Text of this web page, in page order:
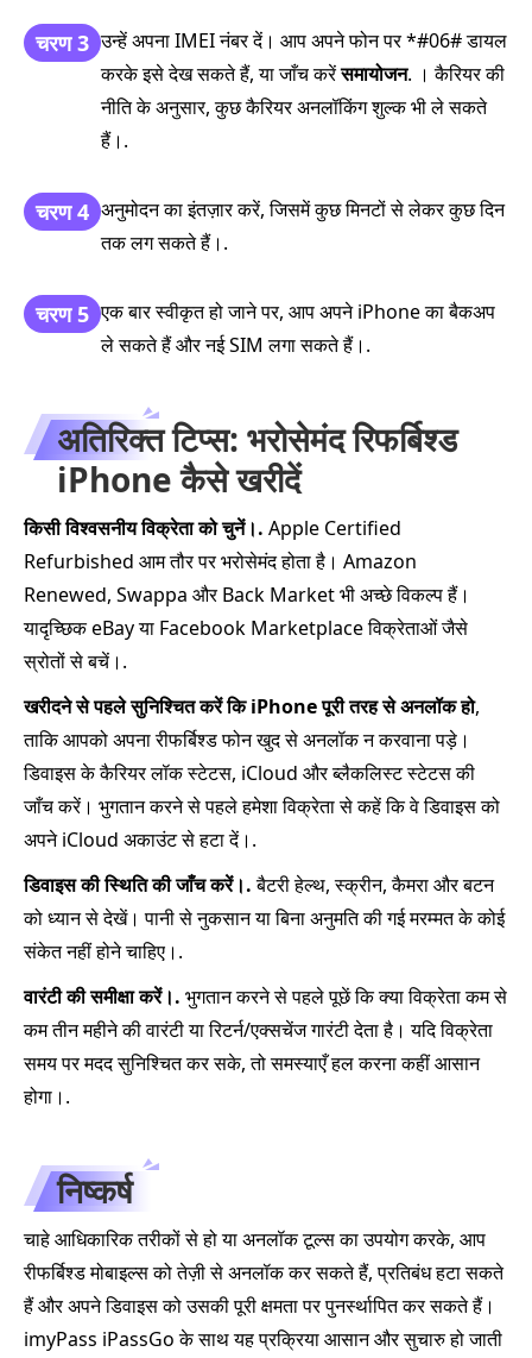
चरण 3 उन्हें अपना IMEI नंबर दें। आप अपने फोन पर *#06# डायल
करके इसे देख सकते हैं, या जाँच करेंसमायोजन. । कैरियर की
नीति के अनुसार, कुछ कैरियर अनलॉकिंग शुल्क भी ले सकते
हैं।.
चरण 4 अनुमोदन का इंतज़ार करें, जिसमें कुछ मिनटों से लेकर कुछ दिन
तक लग सकते हैं।.
चरण 5 एक बार स्वीकृत हो जाने पर, आप अपने iPhone का बैकअप
ले सकते हैं और नई SIM लगा सकते हैं।.
अतिरिक्त टिप्स: भरोसेमंद रिफर्बिश्ड
iPhone कैसे खरीदें
किसी विश्वसनीय विक्रेता को चुनें।. Apple Certified
Refurbished आम तौर पर भरोसेमंद होता है। Amazon
Renewed, Swappa और Back Market भी अच्छे विकल्प हैं।
यादृच्छिक eBay या Facebook Marketplace विक्रेताओं जैसे
स्रोतों से बचें।.
खरीदने से पहले सुनिश्चित करें कि iPhone पूरी तरह से अनलॉक हो,
ताकि आपको अपना रीफर्बिश्ड फोन खुद से अनलॉक न करवाना पड़े।
डिवाइस के कैरियर लॉक स्टेटस, iCloud और ब्लैकलिस्ट स्टेटस की
जाँच करें। भुगतान करने से पहले हमेशा विक्रेता से कहें कि वे डिवाइस को
अपने iCloud अकाउंट से हटा दें।.
डिवाइस की स्थिति की जाँच करें।.बैटरी हेल्थ, स्क्रीन, कैमरा और बटन
को ध्यान से देखें। पानी से नुकसान या बिना अनुमति की गई मरम्मत के कोई
संकेत नहीं होने चाहिए।.
वारंटी की समीक्षा करें।. भुगतान करने से पहले पूछें कि क्या विक्रेता कम से
कम तीन महीने की वारंटी या रिटर्न/एक्सचेंज गारंटी देता है। यदि विक्रेता
समय पर मदद सुनिश्चित कर सके, तो समस्याएँ हल करना कहीं आसान
होगा।.
निष्कर्ष
चाहे आधिकारिक तरीकों से हो या अनलॉक टूल्स का उपयोग करके, आप
रीफर्बिश्ड मोबाइल्स को तेज़ी से अनलॉक कर सकते हैं, प्रतिबंध हटा सकते
हैं और अपने डिवाइस को उसकी पूरी क्षमता पर पुनर्स्थापित कर सकते हैं।
imyPass iPassGo के साथ यह प्रक्रिया आसान और सुचारु हो जाती